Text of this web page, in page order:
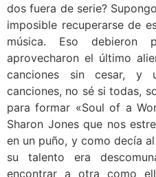
dos fuera de serie?
imposible recuperarse de
música. Eso debieron
aprovecharon el último
canciones sin cesar, y
canciones, no sé si todas,
para formar «Soul of a
Sharon Jones que nos
en un puño, y como decía
su talento era
encontrar a otra como